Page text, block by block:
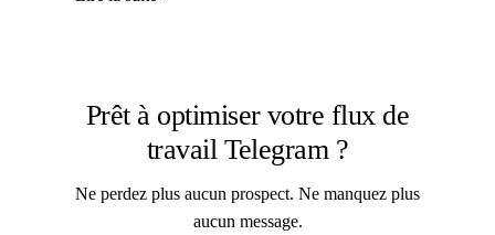
Prêt à optimiser votre flux de
travail Telegram ?
Ne perdez plus aucun prospect. Ne manquez plus
aucun message.